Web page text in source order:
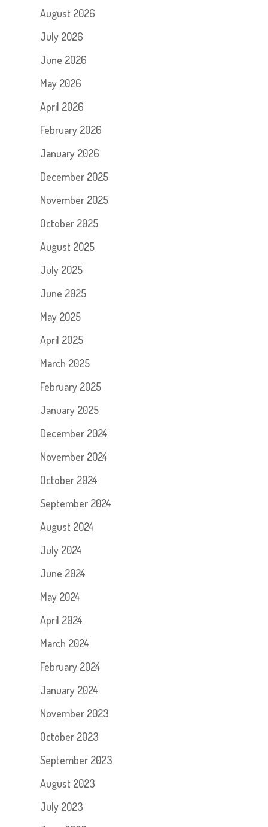
August 2026
July 2026
June 2026
May 2026
April 2026
February 2026
January 2026
December 2025
November 2025
October 2025
August 2025
July 2025
June 2025
May 2025
April 2025
March 2025
February 2025
January 2025
December 2024
November 2024
October 2024
September 2024
August 2024
July 2024
June 2024
May 2024
April 2024
March 2024
February 2024
January 2024
November 2023
October 2023
September 2023
August 2023
July 2023